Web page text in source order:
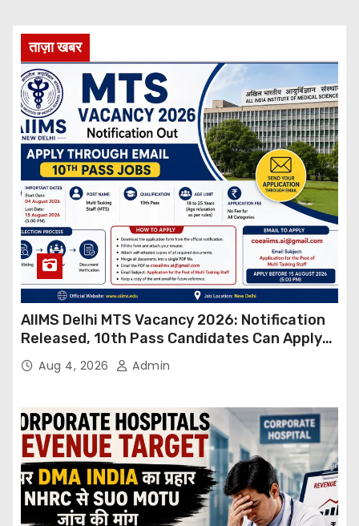
ताज़ा खबर
AIIMS Delhi MTS Vacancy 2026: Notification
Released, 10th Pass Candidates Can Apply
Through Email
Aug 4, 2026 Admin